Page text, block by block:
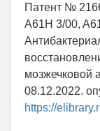
Патент №
A61H 3/00,
мозжечковой
08.12.2022.
https://